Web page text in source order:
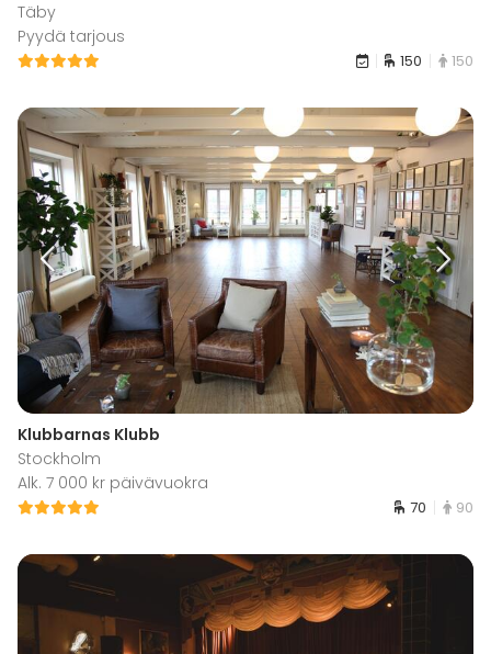
Täby
Pyydä tarjous
150 150
Klubbarnas Klubb
Stockholm
Alk. 7 000 kr päivävuokra
70 90